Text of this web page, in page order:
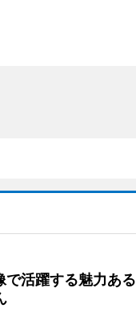
で活躍する魅力あ